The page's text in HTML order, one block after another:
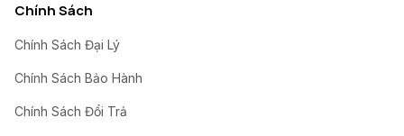
Chính Sách
Chính Sách Đại Lý
Chính Sách Bảo Hành
Chính Sách Đổi Trả